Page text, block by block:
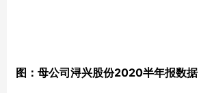
图：母公司浔兴股份2020半年报数据